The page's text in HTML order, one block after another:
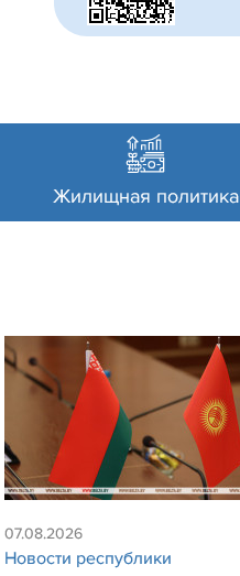
Жилищная политика
07.08.2026
Новости республики